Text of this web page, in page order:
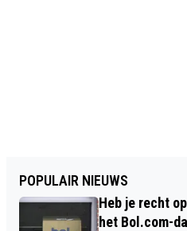
POPULAIR NIEUWS
Heb je recht
het Bol.com-